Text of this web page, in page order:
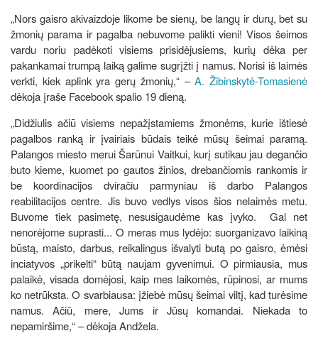
„Nors gaisro akivaizdoje likome be sienų, be langų ir durų, bet su
žmonių parama ir pagalba nebuvome palikti vieni! Visos šeimos
vardu noriu padėkoti visiems prisidėjusiems, kurių dėka per
pakankamai trumpą laiką galime sugrįžti į namus. Norisi iš laimės
verkti, kiek aplink yra gerų žmonių,“ –A. Žibinskytė-Tomasienė
dėkoja įraše Facebook spalio 19 dieną.
„Didžiulis ačiū visiems nepažįstamiems žmonėms, kurie ištiesė
pagalbos ranką ir įvairiais būdais teikė mūsų šeimai paramą.
Palangos miesto merui Šarūnui Vaitkui, kurį sutikau jau degančio
buto kieme, kuomet po gautos žinios, drebančiomis rankomis ir
be koordinacijos dviračiu parmyniau iš darbo Palangos
reabilitacijos centre. Jis buvo vedlys visos šios nelaimės metu.
Buvome tiek pasimetę, nesusigaudėme kas įvyko. Gal net
nenorėjome suprasti... O meras mus lydėjo: suorganizavo laikiną
būstą, maisto, darbus, reikalingus išvalyti butą po gaisro, ėmėsi
inciatyvos „prikelti“ būtą naujam gyvenimui. O pirmiausia, mus
palaikė, visada domėjosi, kaip mes laikomės, rūpinosi, ar mums
ko netrūksta. O svarbiausa: įžiebė mūsų šeimai viltį, kad turėsime
namus. Ačiū, mere, Jums ir Jūsų komandai. Niekada to
nepamiršime,“ – dėkoja Andžela.